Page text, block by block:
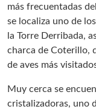
más frecuentadas
se localiza uno de
la Torre Derribada,
charca de Coterillo,
de aves más
Muy cerca se
cristalizadoras, uno